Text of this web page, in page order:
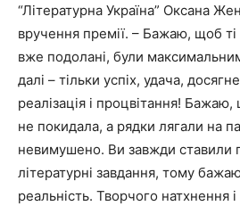
“Літературна Україна” Оксана
вручення премії. – Бажаю, щоб ті
вже подолані, були
далі – тільки успіх, удача,
реалізація і процвітання!
не покидала, а рядки лягали на
невимушено. Ви завжди ставили
літературні завдання, тому
реальність. Творчого натхнення